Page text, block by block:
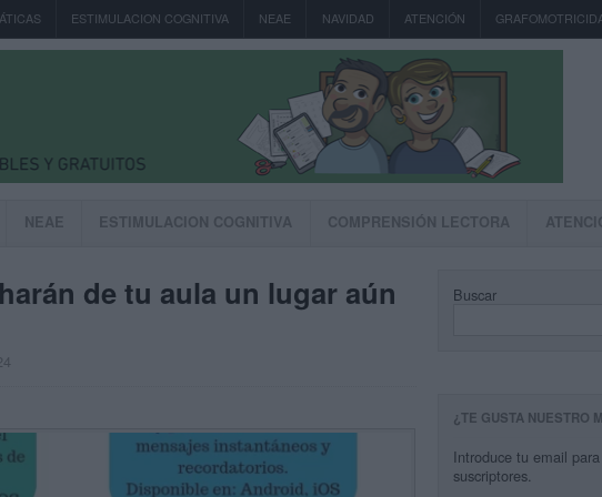
ESTIMULACION COGNITIVA NEAE NAVIDAD ATENCIÓN
NEAE ESTIMULACION COGNITIVA COMPRENSIÓN LECTORA
de tu aula un lugar aún
Buscar
¿TE GUSTA NUESTRO
Introduce tu email
suscriptores.